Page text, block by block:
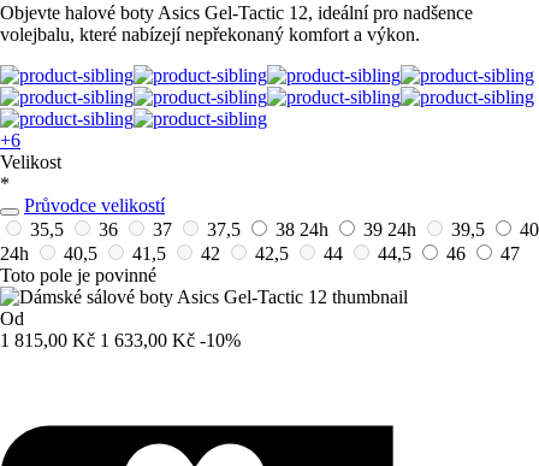
Objevte halové boty Asics Gel-Tactic 12, ideální pro nadšence
volejbalu, které nabízejí nepřekonaný komfort a výkon.
+6
Velikost
*
Průvodce velikostí
35,5
36 37 37,5 38 24h 39 24h 39,5
40
24h
40,5 41,5 42 42,5 44 44,5 46
47
Toto pole je povinné
Od
1 815,00 Kč 1 633,00 Kč -10%